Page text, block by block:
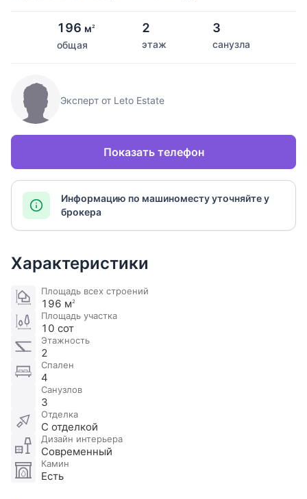
196 м2
общая
2
этаж
3
санузла
Эксперт от Leto Estate
Показать телефон
Информацию по машиноместу уточняйте у
брокера
Характеристики
Площадь всех строений
196 м2
Площадь участка
10 сот
Этажность
2
Спален
4
Санузлов
3
Отделка
С отделкой
Дизайн интерьера
Современный
Камин
Есть